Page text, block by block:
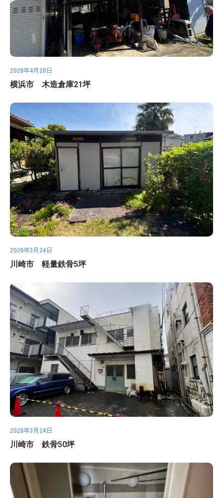
横浜市 木造倉庫21坪
2026年4月26日
川崎市 軽量鉄骨5坪
2026年3月24日
川崎市 鉄骨50坪
2026年3月24日